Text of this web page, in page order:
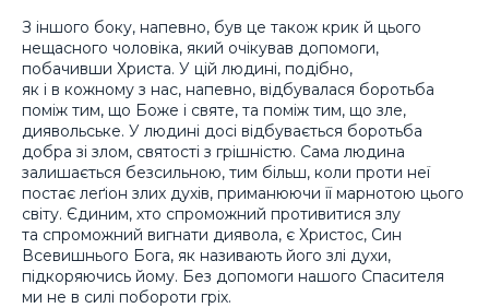
З іншого боку, напевно, був це також крик й цього
нещасного чоловіка, який очікував допомоги,
побачивши Христа. У цій людині, подібно,
як і в кожному з нас, напевно, відбувалася боротьба
поміж тим, що Боже і святе, та поміж тим, що зле,
диявольське. У людині досі відбувається боротьба
добра зі злом, святості з грішністю. Сама людина
залишається безсильною, тим більш, коли проти неї
постає леґіон злих духів, приманюючи її марнотою цього
світу. Єдиним, хто спроможний противитися злу
та спроможний вигнати диявола, є Христос, Син
Всевишнього Бога, як називають його злі духи,
підкоряючись йому. Без допомоги нашого Спасителя
ми не в силі побороти гріх.